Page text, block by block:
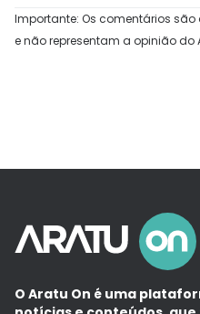
Importante: Os comentários
e não representam a opinião do
O Aratu On é uma